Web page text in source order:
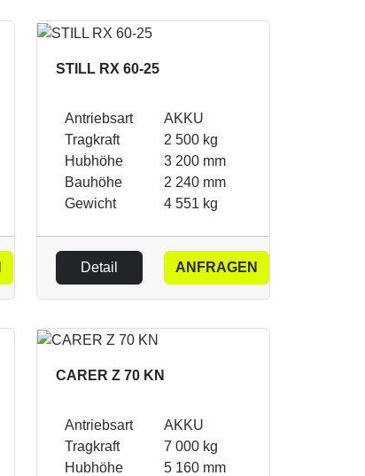
STILL RX 60-25
Antriebsart
AKKU
Tragkraft
2 500 kg
Hubhöhe
3 200 mm
Bauhöhe
2 240 mm
Gewicht
4 551 kg
Detail ANFRAGEN
CARER Z 70 KN
Antriebsart
AKKU
Tragkraft
7 000 kg
Hubhöhe
5 160 mm